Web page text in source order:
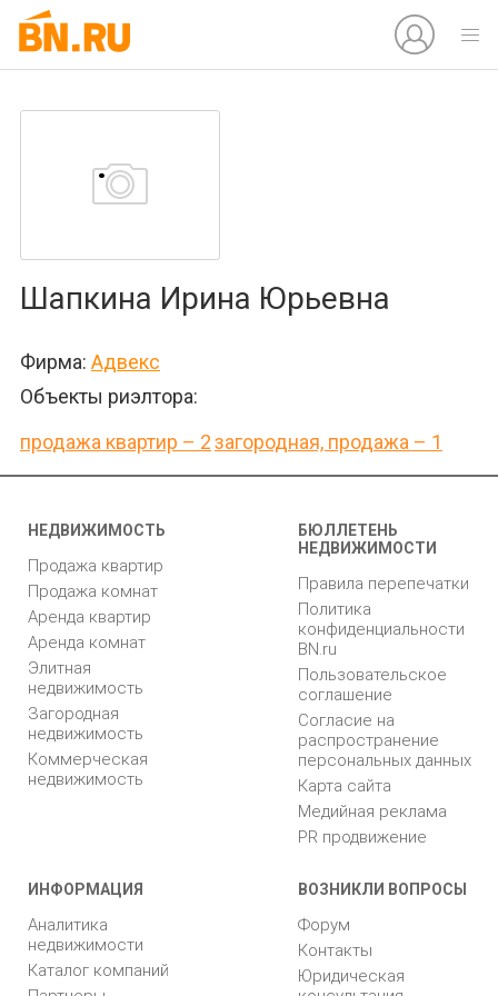
Шапкина Ирина Юрьевна
Фирма: Адвекс
Объекты риэлтора:
продажа квартир – 2загородная, продажа – 1
НЕДВИЖИМОСТЬ
Продажа квартир
Продажа комнат
Аренда квартир
Аренда комнат
Элитная
недвижимость
Загородная
недвижимость
Коммерческая
недвижимость
БЮЛЛЕТЕНЬ
НЕДВИЖИМОСТИ
Правила перепечатки
Политика
конфиденциальности
BN.ru
Пользовательское
соглашение
Согласие на
распространение
персональных данных
Карта сайта
Медийная реклама
PR продвижение
ИНФОРМАЦИЯ
Аналитика
недвижимости
Каталог компаний
ВОЗНИКЛИ ВОПРОСЫ
Форум
Контакты
Юридическая